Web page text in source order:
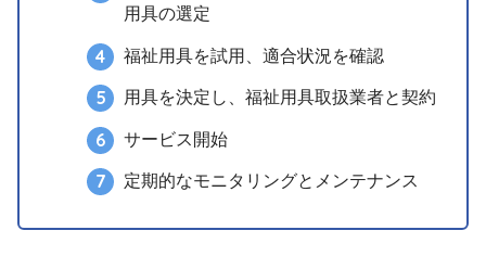
用具の選定
福祉用具を試用、適合状況を確認
用具を決定し、福祉用具取扱業者と契約
サービス開始
定期的なモニタリングとメンテナンス